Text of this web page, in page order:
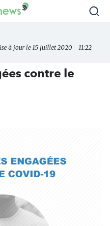
à jour le 15 juillet 2020 - 11:22
contre le